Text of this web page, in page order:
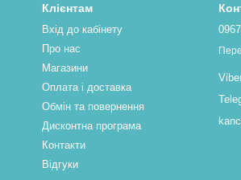
Клієнтам
Вхід до кабінету
Про нас
Магазини
Оплата і доставка
Обмін та повернення
Дисконтна програма
Контакти
Відгуки